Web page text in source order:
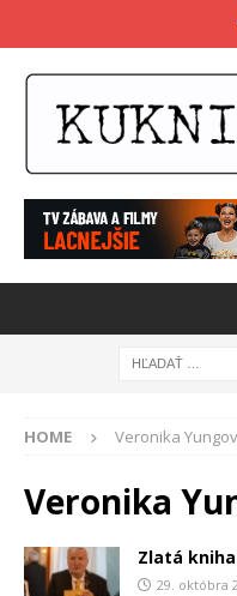
HOME Veronika
Veronika
Zlatá
29. októbra